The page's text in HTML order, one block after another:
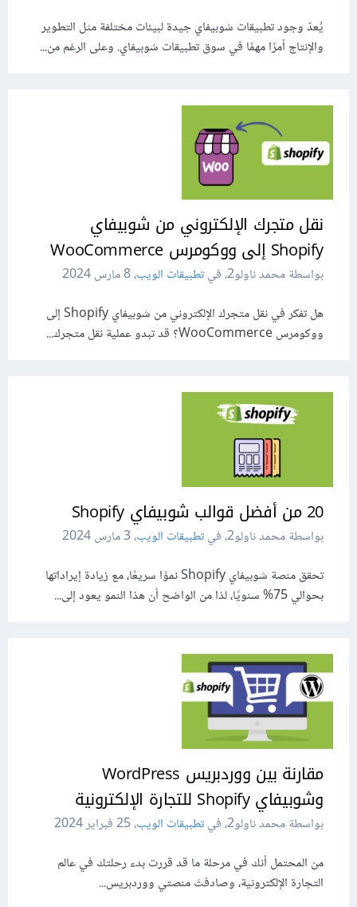
يُعدّ وجود تطبيقات شوبيفاي جيدة لبيئات مختلفة مثل التطوير
والإنتاج أمرًا مهمًا في سوق تطبيقات شوبيفاي. وعلى الرغم من...
نقل متجرك الإلكتروني من شوبيفاي
Shopify إلى ووكومرس WooCommerce
بواسطة محمد ناولو2، في تطبيقات الويب،8 مارس 2024
هل تفكر في نقل متجرك الإلكتروني من شوبيفاي Shopify إلى
ووكومرس WooCommerce؟ قد تبدو عملية نقل متجرك...
20 من أفضل قوالب شوبيفاي Shopify
بواسطة محمد ناولو2، في تطبيقات الويب،3 مارس 2024
تحقق منصة شوبيفاي Shopify نموًا سريعًا، مع زيادة إيراداتها
بحوالي 75% سنويًا، لذا من الواضح أن هذا النمو يعود إلى...
مقارنة بين ووردبريس WordPress
وشوبيفاي Shopify للتجارة الإلكترونية
بواسطة محمد ناولو2، في تطبيقات الويب،25 فبراير 2024
من المحتمل أنك في مرحلة ما قد قررت بدء رحلتك في عالم
التجارة الإلكترونية، وصادفتَ منصتي ووردبريس...